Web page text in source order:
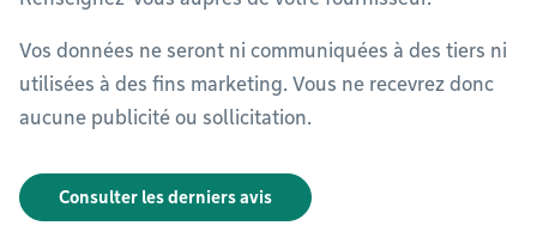
Vos données ne seront ni communiquées à des tiers ni
utilisées à des fins marketing. Vous ne recevrez donc
aucune publicité ou sollicitation.
Consulter les derniers avis